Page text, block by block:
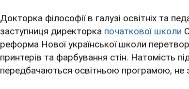
Докторка філософії в галузі освітніх та
заступниця директорка початкової школи
реформа Нової української школи
принтерів та фарбування стін. Натомість
передбачаються освітньою програмою, не